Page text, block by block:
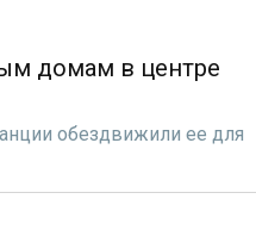
домам в центре
обездвижили ее для